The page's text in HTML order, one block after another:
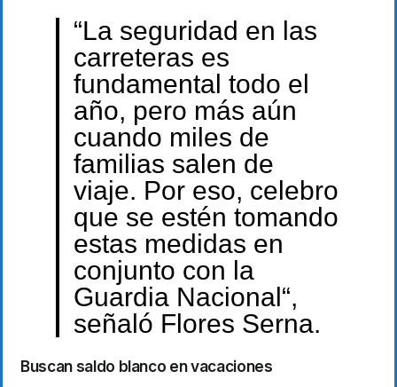
“La seguridad en las
carreteras es
fundamental todo el
año, pero más aún
cuando miles de
familias salen de
viaje. Por eso, celebro
que se estén tomando
estas medidas en
conjunto con la
Guardia Nacional“,
señaló Flores Serna.
Buscan saldo blanco en vacaciones